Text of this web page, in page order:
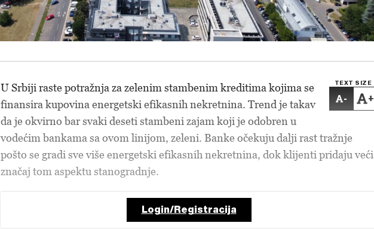
TEXT SIZE
- +
U Srbiji raste potražnja za zelenim stambenim kreditima kojima se
finansira kupovina energetski efikasnih nekretnina. Trend je takav
da je okvirno bar svaki deseti stambeni zajam koji je odobren u
vodećim bankama sa ovom linijom, zeleni. Banke očekuju dalji rast tražnje
pošto se gradi sve više energetski efikasnih nekretnina, dok klijenti pridaju veći
značaj tom aspektu stanogradnje.
Login/Registracija